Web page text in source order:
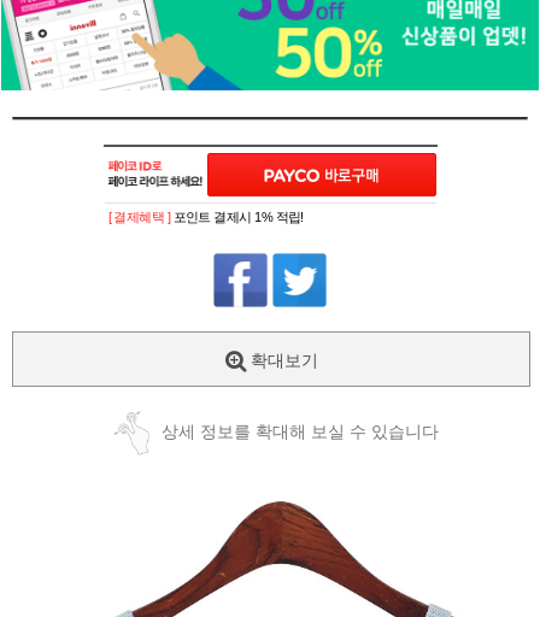
[ 결제혜택 ] 포인트 결제시 1% 적립!
확대보기
상세 정보를 확대해 보실 수 있습니다